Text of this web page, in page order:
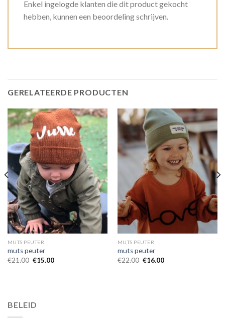
Enkel ingelogde klanten die dit product gekocht
hebben, kunnen een beoordeling schrijven.
GERELATEERDE PRODUCTEN
MUTS PEUTER
muts peuter
€21.00 €15.00
MUTS PEUTER
muts peuter
€22.00 €16.00
BELEID